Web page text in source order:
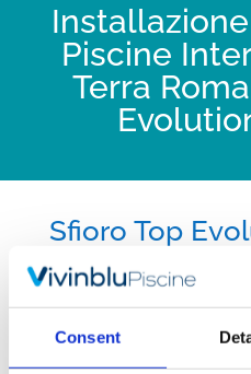
Consent
Piscine
Terra
Sfioro Top
L’evoluzione del
Il bordo
l’estetica del tuo